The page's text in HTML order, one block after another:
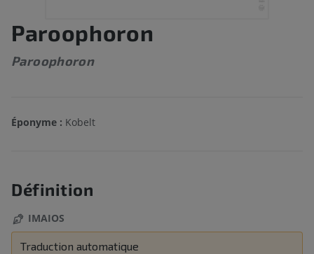
Paroophoron
Paroophoron
Éponyme : Kobelt
Définition
IMAIOS
Traduction automatique